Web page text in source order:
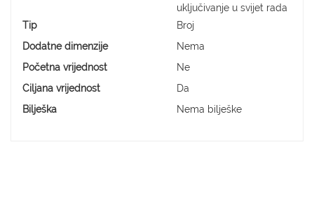
uključivanje u svijet rada
Tip
Broj
Dodatne dimenzije
Nema
Početna vrijednost
Ne
Ciljana vrijednost
Da
Bilješka
Nema bilješke